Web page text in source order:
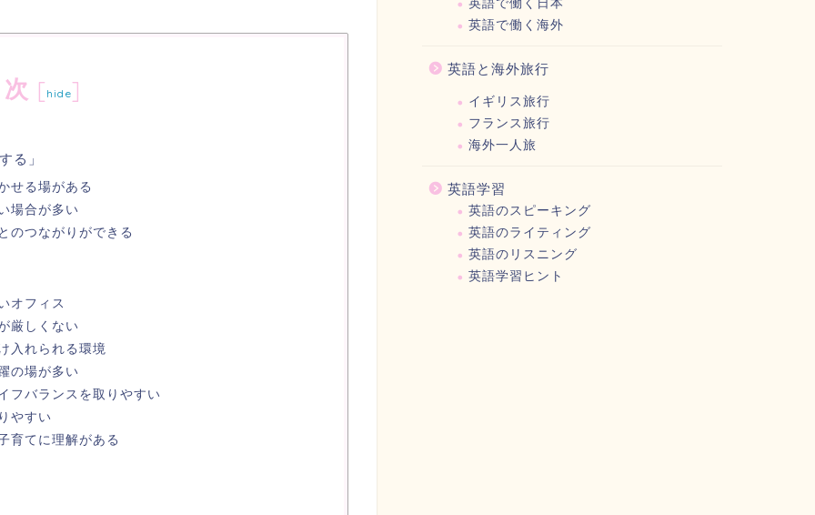
[ hide]
る」
せる場がある
場合が多い
のつながりができる
オフィス
厳しくない
入れられる環境
の場が多い
フバランスを取りやすい
やすい
育てに理解がある
英語で働く日本
英語で働く海外
英語と海外旅行
イギリス旅行
フランス旅行
海外一人旅
英語学習
英語のスピーキング
英語のライティング
英語のリスニング
英語学習ヒント